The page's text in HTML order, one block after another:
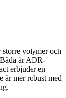
större volymer och
är ADR-
erbjuder en
är mer robust med